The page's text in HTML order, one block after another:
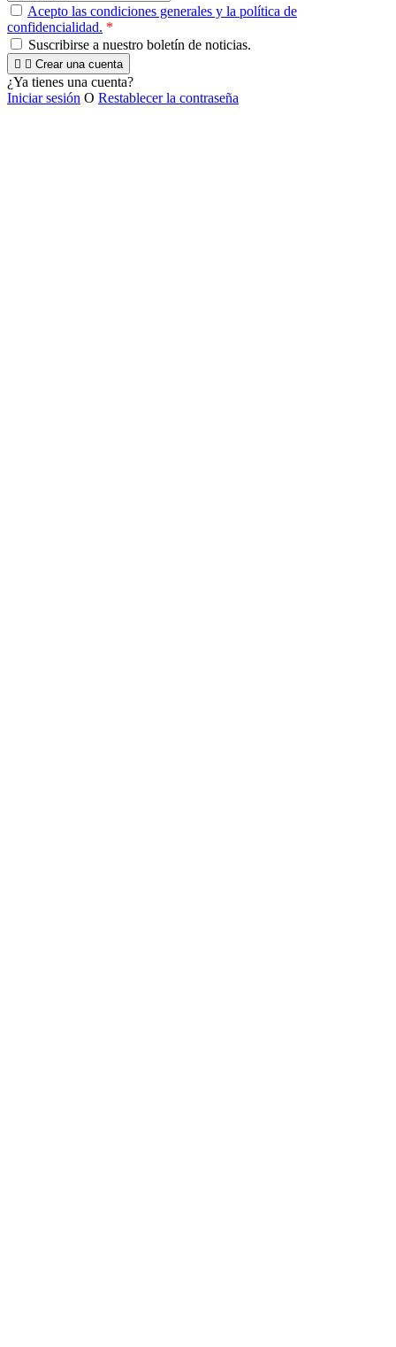
Acepto las condiciones generales y la política de
confidencialidad. *
Suscribirse a nuestro boletín de noticias.
  Crear una cuenta
¿Ya tienes una cuenta?
Iniciar sesión O Restablecer la contraseña